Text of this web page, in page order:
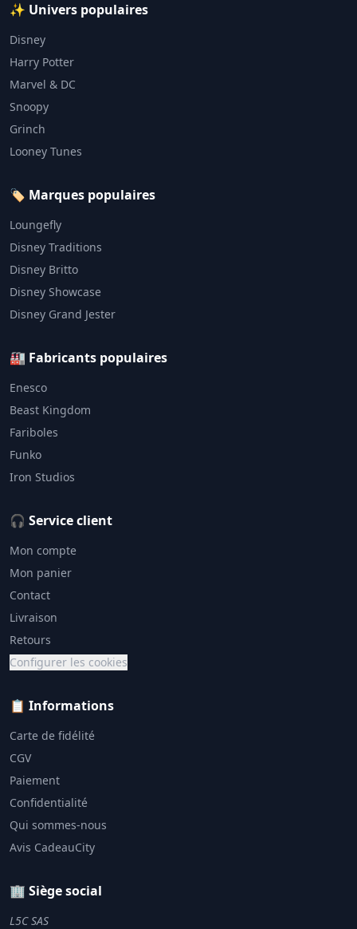
✨ Univers populaires
Disney
Harry Potter
Marvel & DC
Snoopy
Grinch
Looney Tunes
🏷️ Marques populaires
Loungefly
Disney Traditions
Disney Britto
Disney Showcase
Disney Grand Jester
🏭 Fabricants populaires
Enesco
Beast Kingdom
Fariboles
Funko
Iron Studios
🎧 Service client
Mon compte
Mon panier
Contact
Livraison
Retours
Configurer les cookies
📋 Informations
Carte de fidélité
CGV
Paiement
Confidentialité
Qui sommes-nous
Avis CadeauCity
🏢 Siège social
L5C SAS